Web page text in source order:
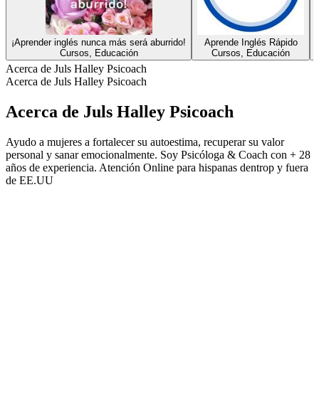
¡Aprender inglés nunca más será aburrido!
Cursos, Educación
Aprende Inglés Rápido
Cursos, Educación
Acerca de Juls Halley Psicoach
Acerca de Juls Halley Psicoach
Acerca de Juls Halley Psicoach
Ayudo a mujeres a fortalecer su autoestima, recuperar su valor
personal y sanar emocionalmente. Soy Psicóloga & Coach con + 28
años de experiencia. Atención Online para hispanas dentrop y fuera
de EE.UU